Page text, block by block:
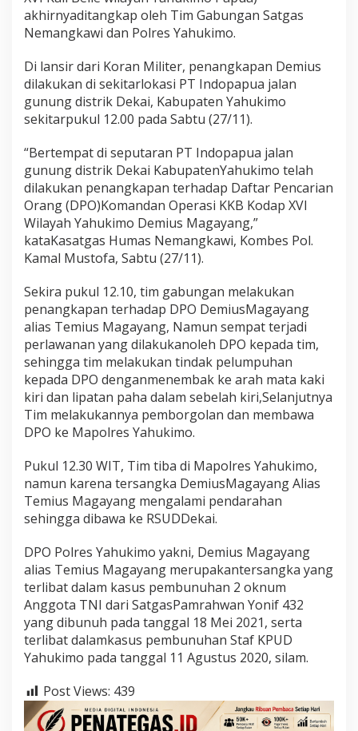
p
u
akhirnyaditangkap oleh Tim Gabungan Satgas
Nemangkawi dan Polres Yahukimo.
Di lansir dari Koran Militer, penangkapan Demius
dilakukan di sekitarlokasi PT Indopapua jalan
gunung distrik Dekai, Kabupaten Yahukimo
sekitarpukul 12.00 pada Sabtu (27/11).
“Bertempat di seputaran PT Indopapua jalan
gunung distrik Dekai KabupatenYahukimo telah
dilakukan penangkapan terhadap Daftar Pencarian
Orang (DPO)Komandan Operasi KKB Kodap XVI
Wilayah Yahukimo Demius Magayang,”
kataKasatgas Humas Nemangkawi, Kombes Pol.
Kamal Mustofa, Sabtu (27/11).
Sekira pukul 12.10, tim gabungan melakukan
penangkapan terhadap DPO DemiusMagayang
alias Temius Magayang, Namun sempat terjadi
perlawanan yang dilakukanoleh DPO kepada tim,
sehingga tim melakukan tindak pelumpuhan
kepada DPO denganmenembak ke arah mata kaki
kiri dan lipatan paha dalam sebelah kiri,Selanjutnya
Tim melakukannya pemborgolan dan membawa
DPO ke Mapolres Yahukimo.
Pukul 12.30 WIT, Tim tiba di Mapolres Yahukimo,
namun karena tersangka DemiusMagayang Alias
Temius Magayang mengalami pendarahan
sehingga dibawa ke RSUDDekai.
DPO Polres Yahukimo yakni, Demius Magayang
alias Temius Magayang merupakantersangka yang
terlibat dalam kasus pembunuhan 2 oknum
Anggota TNI dari SatgasPamrahwan Yonif 432
yang dibunuh pada tanggal 18 Mei 2021, serta
terlibat dalamkasus pembunuhan Staf KPUD
Yahukimo pada tanggal 11 Agustus 2020, silam.
Post Views: 439